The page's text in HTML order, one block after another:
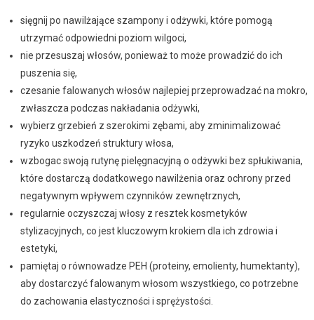
sięgnij po nawilżające szampony i odżywki, które pomogą
utrzymać odpowiedni poziom wilgoci,
nie przesuszaj włosów, ponieważ to może prowadzić do ich
puszenia się,
czesanie falowanych włosów najlepiej przeprowadzać na mokro,
zwłaszcza podczas nakładania odżywki,
wybierz grzebień z szerokimi zębami, aby zminimalizować
ryzyko uszkodzeń struktury włosa,
wzbogac swoją rutynę pielęgnacyjną o odżywki bez spłukiwania,
które dostarczą dodatkowego nawilżenia oraz ochrony przed
negatywnym wpływem czynników zewnętrznych,
regularnie oczyszczaj włosy z resztek kosmetyków
stylizacyjnych, co jest kluczowym krokiem dla ich zdrowia i
estetyki,
pamiętaj o równowadze PEH (proteiny, emolienty, humektanty),
aby dostarczyć falowanym włosom wszystkiego, co potrzebne
do zachowania elastyczności i sprężystości.